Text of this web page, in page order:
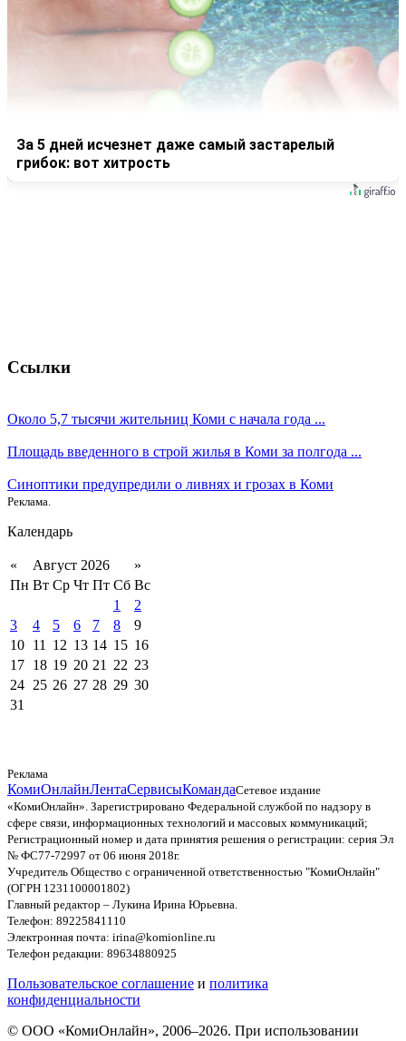
За 5 дней исчезнет даже самый застарелый
грибок: вот хитрость
Ссылки
Около 5,7 тысячи жительниц Коми с начала года ...
Площадь введенного в строй жилья в Коми за полгода ...
Синоптики предупредили о ливнях и грозах в Коми
Реклама.
Календарь
« Август 2026
»
Пн Вт Ср Чт Пт Сб Вс
1
2
3
4 5 6 7 8
9
10 11 12 13 14 15 16
17 18 19 20 21 22 23
24 25 26 27 28 29 30
31
Реклама
КомиОнлайнЛентаСервисыКомандаСетевое издание
«КомиОнлайн». Зарегистрировано Федеральной службой по надзору в
сфере связи, информационных технологий и массовых коммуникаций;
Регистрационный номер и дата принятия решения о регистрации: серия Эл
№ ФС77-72997 от 06 июня 2018г.
Учредитель Общество с ограниченной ответственностью "КомиОнлайн"
(ОГРН 1231100001802)
Главный редактор – Лукина Ирина Юрьевна.
Телефон: 89225841110
Электронная почта: irina@komionline.ru
Телефон редакции: 89634880925
Пользовательское соглашение и политика
конфиденциальности
© ООО «КомиОнлайн», 2006–2026. При использовании